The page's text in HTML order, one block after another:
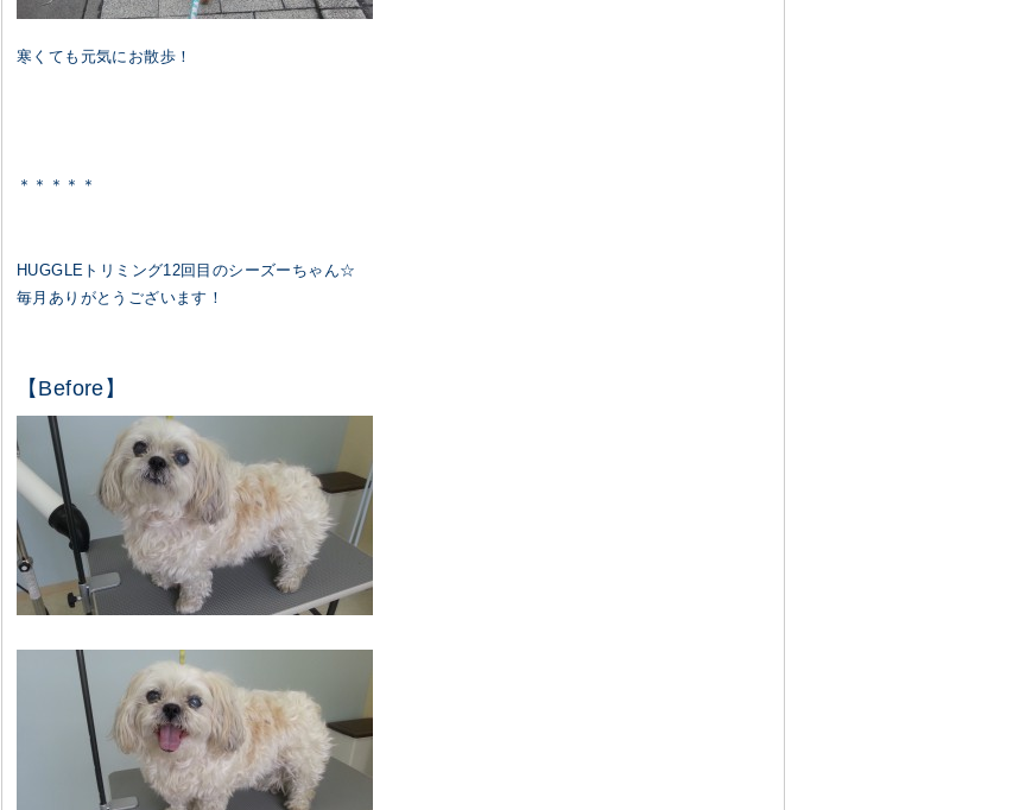
寒くても元気にお散歩！
＊＊＊＊＊
HUGGLEトリミング12回目のシーズーちゃん☆
毎月ありがとうございます！
【Before】